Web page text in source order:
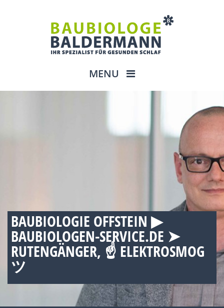
MENU
BAUBIOLOGIE OFFSTEIN ▶︎
BAUBIOLOGEN-SERVICE.DE ➤
RUTENGÄNGER, ☝ ELEKTROSMOG
ツ